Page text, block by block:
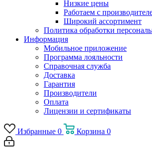
Низкие цены
Работаем с
Широкий ассортимент
Политика обработки
Информация
Мобильное приложение
Программа лояльности
Справочная служба
Доставка
Гарантия
Производители
Оплата
Лицензии и сертификаты
Избранные 0 Корзина 0